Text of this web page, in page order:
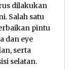
dilakukan
Salah satu
pintu
dan eye
serta
selatan.